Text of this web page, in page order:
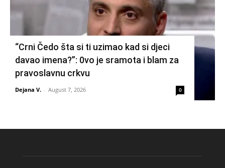
“Crni Čedo šta si ti uzimao kad si djeci
davao imena?”: 0vo je sramota i blam za
pravoslavnu crkvu
Dejana V. - August 7, 2026 0